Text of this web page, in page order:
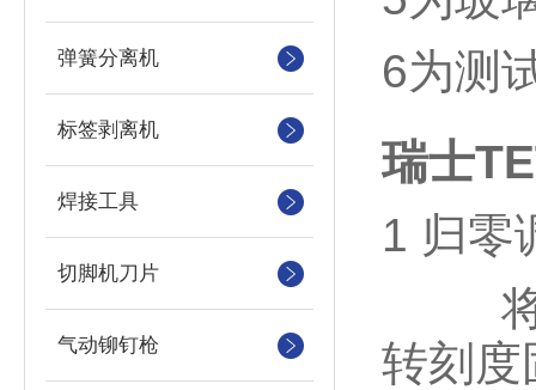
弹簧分离机
标签剥离机
焊接工具
切脚机刀片
气动铆钉枪
6为测
瑞士
1 归零
转刻度